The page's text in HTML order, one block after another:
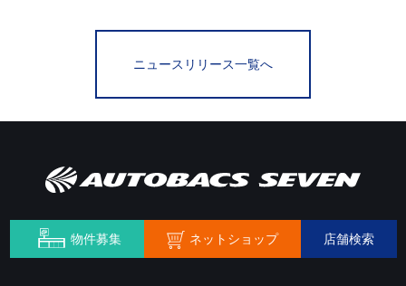
ニュースリリース一覧へ
物件募集 ネットショップ 店舗検索